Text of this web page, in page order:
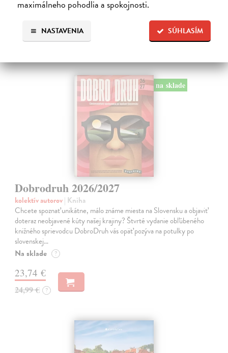
maximálneho pohodlia a spokojnosti.
SÚHLASÍM
NASTAVENIA
Ďalšie z kategórie sprievodcovia
na sklade
Dobrodruh 2026/2027
kolektív autorov| Kniha
Chcete spoznať unikátne, málo známe miesta na Slovensku a objaviť
doteraz neobjavené kúty našej krajiny? Štvrté vydanie obľúbeného
knižného sprievodcu DobroDruh vás opäť pozýva na potulky po
slovenskej…
Na sklade ?
23,74 €
24,99 € ?